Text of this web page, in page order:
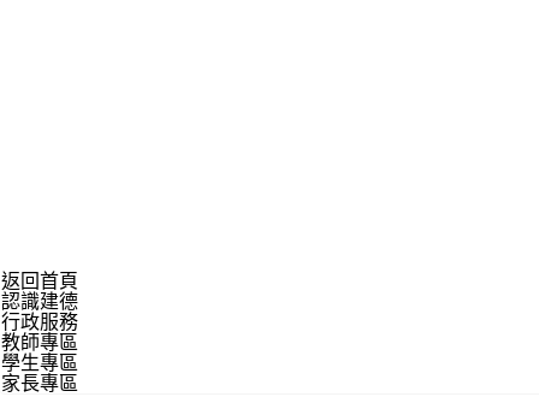
返回首頁
認識建德
行政服務
教師專區
學生專區
家長專區